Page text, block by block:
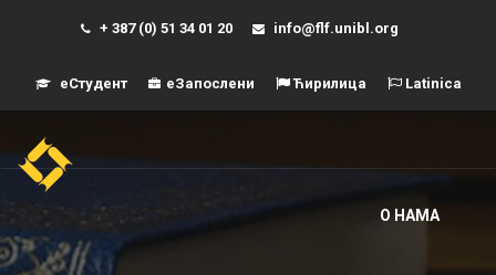
+ 387 (0) 51 34 01 20 info@flf.unibl.org
еСтудент еЗапослени Ћирилица Latinica
О НАМА